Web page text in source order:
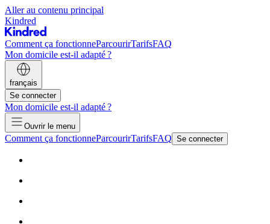
Aller au contenu principal
Kindred
Comment ça fonctionneParcourirTarifsFAQ
Mon domicile est-il adapté ?
français
Se connecter
Mon domicile est-il adapté ?
Ouvrir le menu
Comment ça fonctionneParcourirTarifsFAQ Se connecter